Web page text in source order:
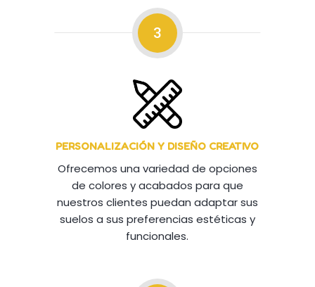
3
PERSONALIZACIÓN Y DISEÑO CREATIVO
Ofrecemos una variedad de opciones
de colores y acabados para que
nuestros clientes puedan adaptar sus
suelos a sus preferencias estéticas y
funcionales.